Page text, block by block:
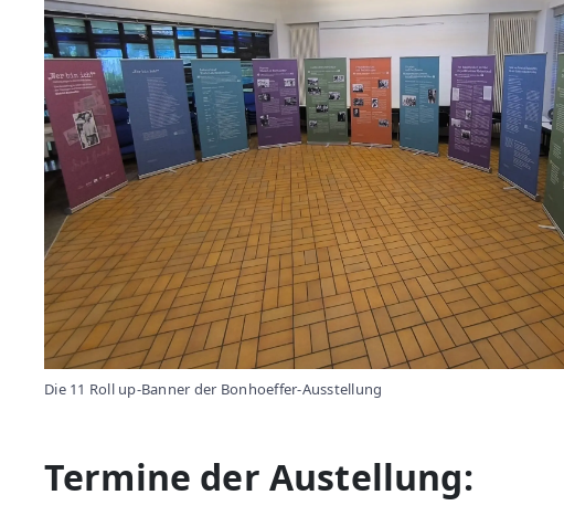
Die 11 Roll up-Banner der Bonhoeffer-Ausstellung
Termine der Austellung: